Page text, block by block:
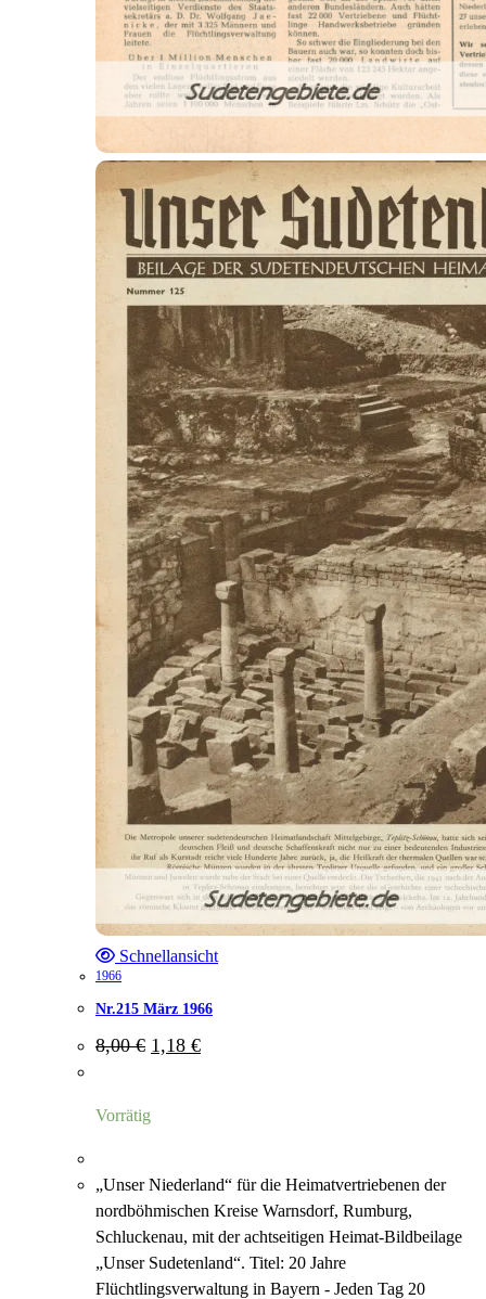
Schnellansicht
1966
Nr.215 März 1966
8,00€ Ursprünglicher
Preis
1,18 €Aktueller
Preis
Vorrätig
„Unser Niederland“ für die Heimatvertriebenen der
nordböhmischen Kreise Warnsdorf, Rumburg,
Schluckenau, mit der achtseitigen Heimat-Bildbeilage
„Unser Sudetenland“. Titel: 20 Jahre
Flüchtlingsverwaltung in Bayern - Jeden Tag 20